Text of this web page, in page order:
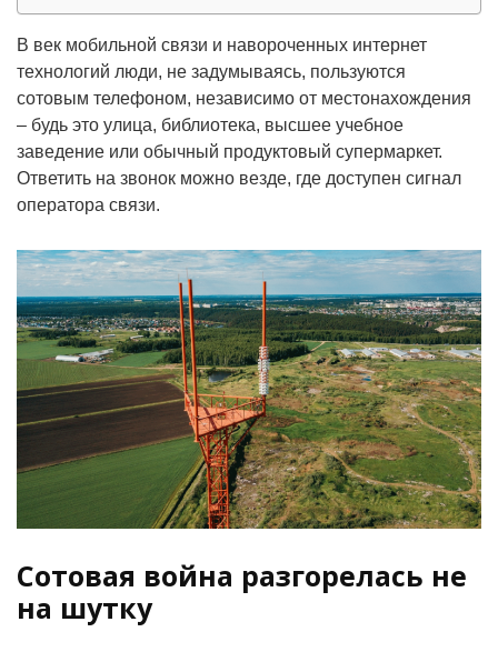
В век мобильной связи и навороченных интернет
технологий люди, не задумываясь, пользуются
сотовым телефоном, независимо от местонахождения
– будь это улица, библиотека, высшее учебное
заведение или обычный продуктовый супермаркет.
Ответить на звонок можно везде, где доступен сигнал
оператора связи.
Сотовая война разгорелась не
на шутку